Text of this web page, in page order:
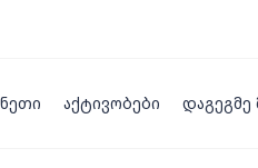
აქტივობები დაგეგმე